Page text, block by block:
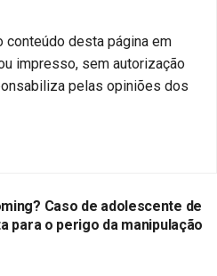
conteúdo desta página em
impresso, sem autorização
pelas opiniões dos
Caso de adolescente de
para o perigo da manipulação